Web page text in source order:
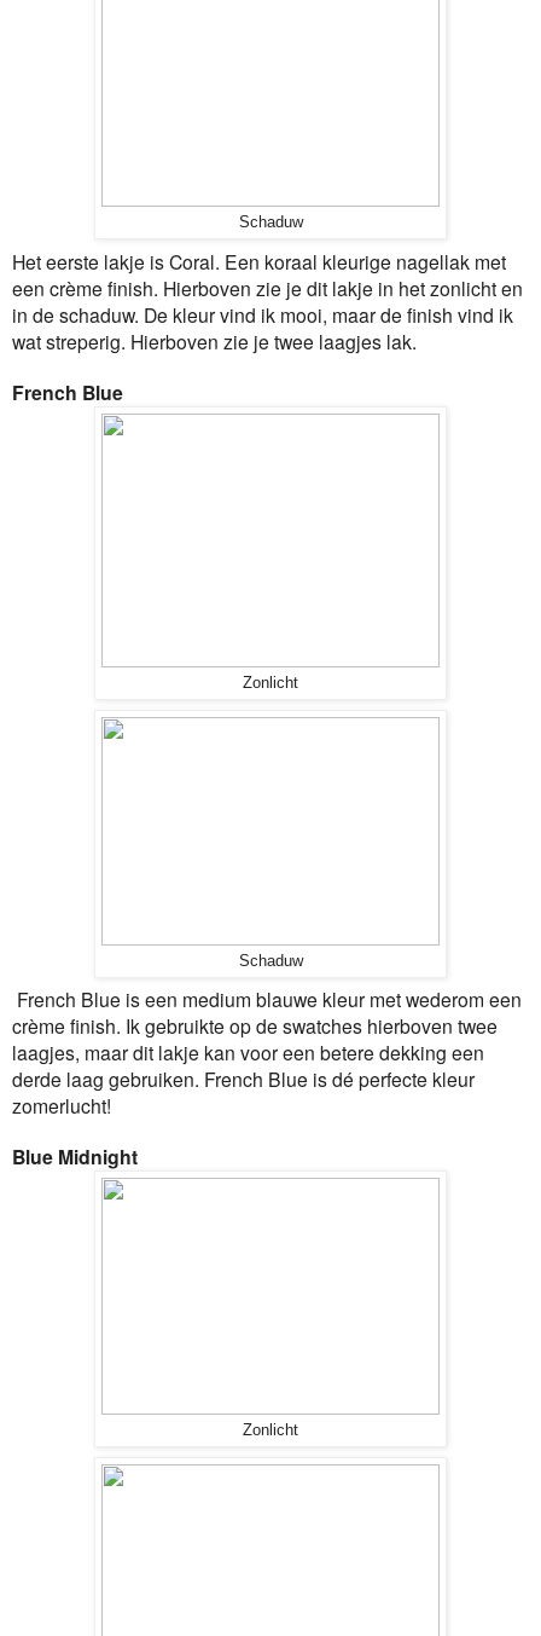
Schaduw
Het eerste lakje is Coral. Een koraal kleurige nagellak met
een crème finish. Hierboven zie je dit lakje in het zonlicht en
in de schaduw. De kleur vind ik mooi, maar de finish vind ik
wat streperig. Hierboven zie je twee laagjes lak.
French Blue
Zonlicht
Schaduw
French Blue is een medium blauwe kleur met wederom een
crème finish. Ik gebruikte op de swatches hierboven twee
laagjes, maar dit lakje kan voor een betere dekking een
derde laag gebruiken. French Blue is dé perfecte kleur
zomerlucht!
Blue Midnight
Zonlicht